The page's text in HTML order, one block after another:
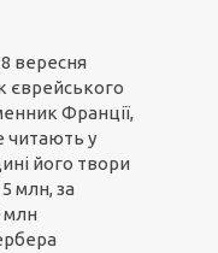
вересня
єврейського
Франції,
читають у
його твори
млн, за
млн